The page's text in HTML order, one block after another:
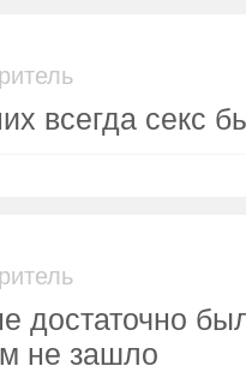
всегда секс
достаточно
не зашло